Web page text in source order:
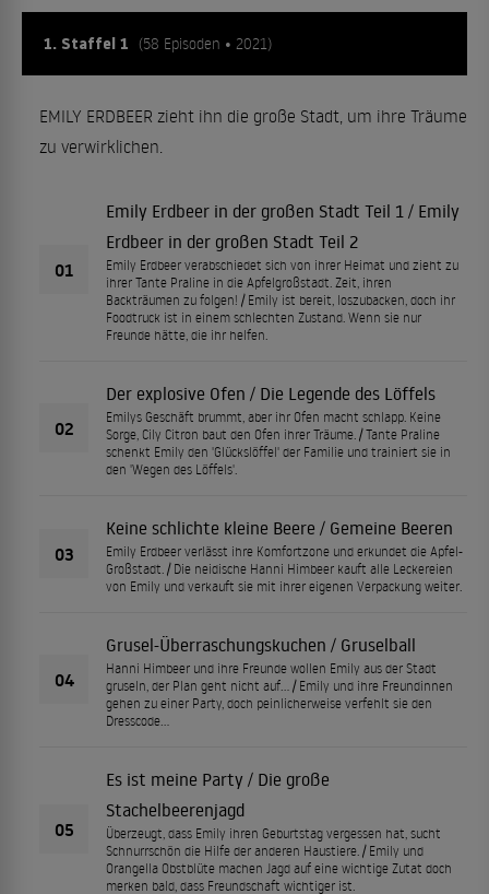
1. Staffel 1 (58 Episoden • 2021)
EMILY ERDBEER zieht ihn die große Stadt, um ihre Träume
zu verwirklichen.
01
Emily Erdbeer in der großen Stadt Teil 1 / Emily
Erdbeer in der großen Stadt Teil 2
Emily Erdbeer verabschiedet sich von ihrer Heimat und zieht zu
ihrer Tante Praline in die Apfelgroßstadt. Zeit, ihren
Backträumen zu folgen! / Emily ist bereit, loszubacken, doch ihr
Foodtruck ist in einem schlechten Zustand. Wenn sie nur
Freunde hätte, die ihr helfen.
02
Der explosive Ofen / Die Legende des Löffels
Emilys Geschäft brummt, aber ihr Ofen macht schlapp. Keine
Sorge, Cily Citron baut den Ofen ihrer Träume. / Tante Praline
schenkt Emily den 'Glückslöffel' der Familie und trainiert sie in
den 'Wegen des Löffels'.
03
Keine schlichte kleine Beere / Gemeine Beeren
Emily Erdbeer verlässt ihre Komfortzone und erkundet die Apfel-
Großstadt. / Die neidische Hanni Himbeer kauft alle Leckereien
von Emily und verkauft sie mit ihrer eigenen Verpackung weiter.
04
Grusel-Überraschungskuchen / Gruselball
Hanni Himbeer und ihre Freunde wollen Emily aus der Stadt
gruseln, der Plan geht nicht auf… / Emily und ihre Freundinnen
gehen zu einer Party, doch peinlicherweise verfehlt sie den
Dresscode…
05
Es ist meine Party / Die große
Stachelbeerenjagd
Überzeugt, dass Emily ihren Geburtstag vergessen hat, sucht
Schnurrschön die Hilfe der anderen Haustiere. / Emily und
Orangella Obstblüte machen Jagd auf eine wichtige Zutat doch
merken bald, dass Freundschaft wichtiger ist.